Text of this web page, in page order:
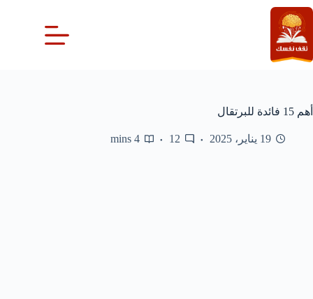
التجاوز
إلى
المحتوى
أهم 15 فائدة للبرتقال
19 يناير، 2025 12
4 mins